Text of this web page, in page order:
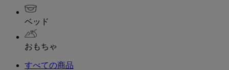
ベッド
おもちゃ
すべての商品